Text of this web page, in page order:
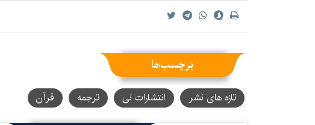
برچسب‌ها
تازه های نشر انتشارات نی ترجمه قرآن